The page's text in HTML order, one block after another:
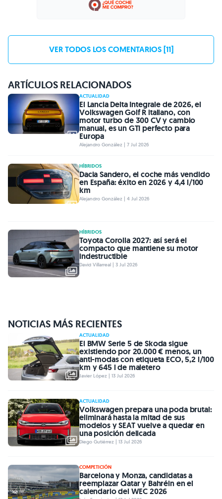
VER TODOS LOS COMENTARIOS [11]
ARTÍCULOS RELACIONADOS
ACTUALIDAD
El Lancia Delta Integrale de 2026, el
Volkswagen Golf R italiano, con
motor turbo de 300 CV y cambio
manual, es un GTI perfecto para
Europa
Alejandro González | 7 Jul 2026
HÍBRIDOS
Dacia Sandero, el coche más vendido
en España: éxito en 2026 y 4,4 l/100
km
Alejandro González | 4 Jul 2026
HÍBRIDOS
Toyota Corolla 2027: así será el
compacto que mantiene su motor
indestructible
David Villarreal | 3 Jul 2026
NOTICIAS MÁS RECIENTES
ACTUALIDAD
El BMW Serie 5 de Skoda sigue
existiendo por 20.000 € menos, un
anti-modas con etiqueta ECO, 5,2 l/100
km y 645 l de maletero
Javier López | 13 Jul 2026
ACTUALIDAD
Volkswagen prepara una poda brutal:
eliminará hasta la mitad de sus
modelos y SEAT vuelve a quedar en
una posición delicada
Diego Gutiérrez | 13 Jul 2026
COMPETICIÓN
Barcelona y Monza, candidatas a
reemplazar Qatar y Bahréin en el
calendario del WEC 2026